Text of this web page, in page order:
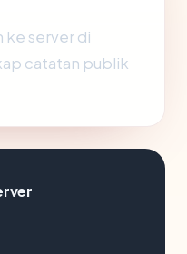
ke server di
catatan publik